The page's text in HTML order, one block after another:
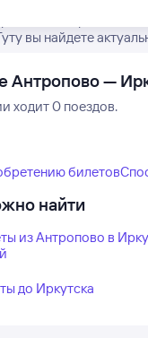
расписание рейсов
вы найдете
Антропово —
ходит 0 поездов.
билетов
найти
из Антропово в
до Иркутска